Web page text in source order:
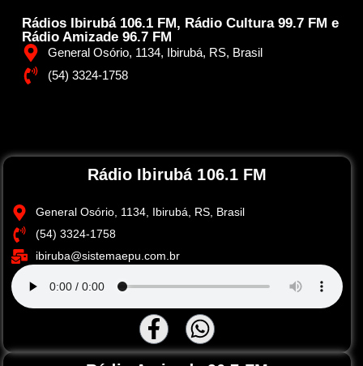
Rádios Ibirubá 106.1 FM, Rádio Cultura 99.7 FM e
Rádio Amizade 96.7 FM
General Osório, 1134, Ibirubá, RS, Brasil
(54) 3324-1758
Rádio Ibirubá 106.1 FM
General Osório, 1134, Ibirubá, RS, Brasil
(54) 3324-1758
ibiruba@sistemaepu.com.br